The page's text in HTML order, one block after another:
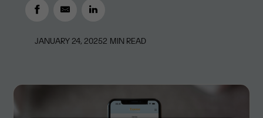
JANUARY 24, 20252 MIN READ